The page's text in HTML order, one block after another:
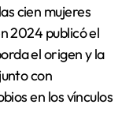
cien mujeres
2024 publicó el
el origen y la
con
en los vínculos